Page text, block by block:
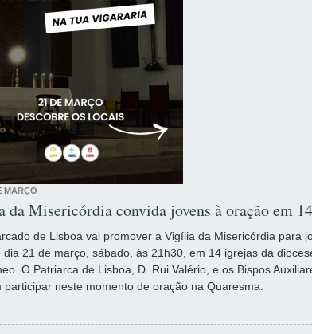
MARÇO
Misericórdia convida jovens à oração em
de Lisboa vai promover a Vigília da Misericórdia para
dia 21 de março, sábado, às 21h30, em 14 igrejas da
O Patriarca de Lisboa, D. Rui Valério, e os Bispos
participar neste momento de oração na Quaresma.